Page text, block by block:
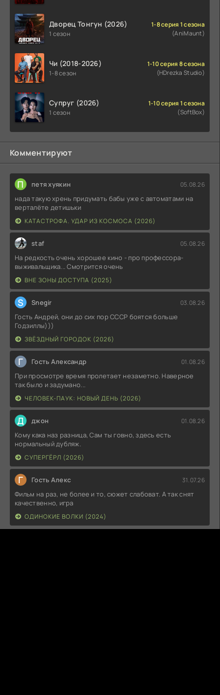
Дворец Тонгун (2026)
1 сезон
1-8 серия 1 сезона
(AniMaunt)
Чи (2018-2026)
1-8 сезон
1-10 серия 8 сезона
(HDrezka Studio)
Супруг (2026)
1 сезон
1-10 серия 1 сезона
(SoftBox)
Комментируют
П петя хуякин 05.08.26
нада такую хрень придумать бабы уже с автоматами на
верталёте детишьки
КАТАСТРОФА. УДАР ИЗ КОСМОСА (2026)
staf 05.08.26
На редкость очень хорошее кино - про профессора-
выживальщика... Смотрится очень
ВНЕ ЗОНЫ ДОСТУПА (2025)
S Snegir 03.08.26
Гость Андрей, они до сих пор СССР боятся больше
Годзиллы)))
ЗВЁЗДНЫЙ ГОРОДОК (2026)
Г Гость Александр 01.08.26
При просмотре время пролетает незаметно. Наверное
так было и задумано...
ЧЕЛОВЕК-ПАУК: НОВЫЙ ДЕНЬ (2026)
Д джон 01.08.26
Кому кака наз разница, Сам ты говно, здесь есть
нормальный дубляж.
СУПЕРГЁРЛ (2026)
Г Гость Алекс 31.07.26
Фильм на раз, не более и то, сюжет слабоват. А так снят
качественно, игра
ОДИНОКИЕ ВОЛКИ (2024)